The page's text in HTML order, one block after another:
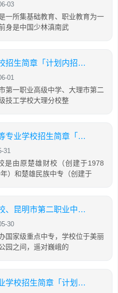
03
一所集基础教育、职业教育为一
身是中国少林滇南武
2026年大理市中等职业学校招生简章「计划内招生」
01
第一职业高级中学、大理市第二
技工学校大理分校整
2026年云南省楚雄民族中等专业学校招生简章「计划内招生」
31
是由原楚雄财校（创建于1978
）和楚雄民族中专（创建于
2026年昆明市财经商贸学校、昆明市第二职业中等专业学校联合招生简章「计划内招生」
30
国家级重点中专，学校位于美丽
园之间，遥对巍峨的
2026年云南中医药中等专业学校招生简章「计划内招生」